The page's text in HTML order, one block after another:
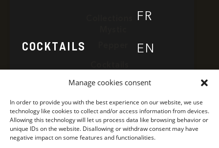
Manage cookies consent
In order to provide you with the best experience on our website, we use
technology like cookies to collect and/or access information from devices.
Allowing this technology will let us process data like browsing behavior or
unique IDs on the website. Disallowing or withdraw consent may have
negative impact on some features and functionalities.
COCKTAILS
FIND PARAGON
CONCEPT
FR
EN
Find Paragon
Concept
Privacy Policy
Legal Notice